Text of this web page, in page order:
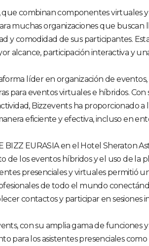
que combinan componentes virtuales
muchas organizaciones que
y comodidad de sus participantes.
alcance, participación interactiva y
líder en organización de
para eventos virtuales e híbridos.
Bizzevents ha proporcionado a
eficiente y efectiva, incluso en
BIZZ EURASIA en el Hotel Sheraton
de los eventos híbridos y el uso de la
presenciales y virtuales permitió
de todo el mundo
contactos y participar en sesiones
con su amplia gama de funciones
para los asistentes presenciales